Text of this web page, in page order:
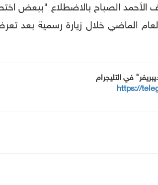
الأحمد الصباح بالاضطلاع "ببعض
الماضي خلال زيارة رسمية بعد
في التليجرام
https://